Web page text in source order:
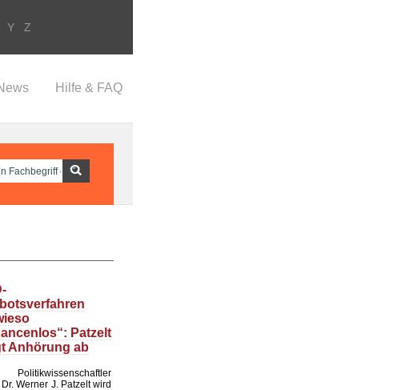
Y Z
Hilfe & FAQ
Patzelt
Anhörung ab
Politikwissenschaftler
Dr. Werner J. Patzelt wird